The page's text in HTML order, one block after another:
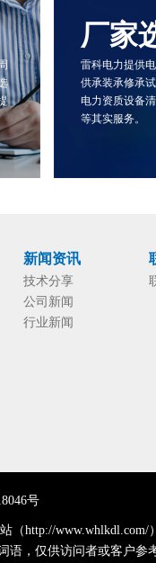
厂家
雷科电力提供
供承装承修承
电力资质设备
等其实服务。
新闻资讯
技术分享
公司新闻
行业新闻
号
http://
，仅供访问者或客户